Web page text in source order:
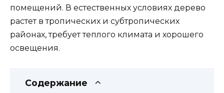
помещений. В естественных условиях дерево
растет в тропических и субтропических
районах, требует теплого климата и хорошего
освещения.
Содержание